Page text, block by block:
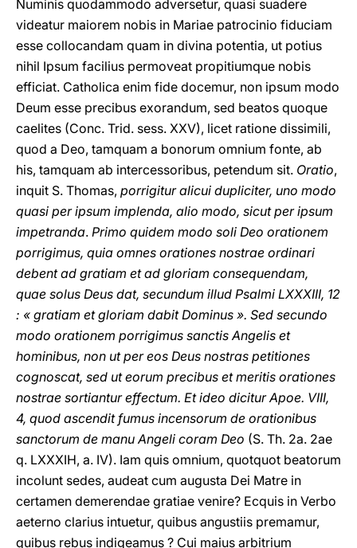
Numinis quodammodo adversetur, quasi suadere
videatur maiorem nobis in Mariae patrocinio fiduciam
esse collocandam quam in divina potentia, ut potius
nihil Ipsum facilius permoveat propitiumque nobis
efficiat. Catholica enim fide docemur, non ipsum modo
Deum esse precibus exorandum, sed beatos quoque
caelites (Conc. Trid. sess. XXV), licet ratione dissimili,
quod a Deo, tamquam a bonorum omnium fonte, ab
his, tamquam ab intercessoribus, petendum sit. Oratio,
inquit S. Thomas, porrigitur alicui dupliciter, uno modo
quasi per ipsum implenda, alio modo, sicut per ipsum
impetranda. Primo quidem modo soli Deo orationem
porrigimus, quia omnes orationes nostrae ordinari
debent ad gratiam et ad gloriam consequendam,
quae solus Deus dat, secundum illud Psalmi LXXXIII, 12
: « gratiam et gloriam dabit Dominus ». Sed secundo
modo orationem porrigimus sanctis Angelis et
hominibus, non ut per eos Deus nostras petitiones
cognoscat, sed ut eorum precibus et meritis orationes
nostrae sortiantur effectum. Et ideo dicitur Apoe. VIII,
4, quod ascendit fumus incensorum de orationibus
sanctorum de manu Angeli coram Deo (S. Th. 2a. 2ae
q. LXXXIH, a. IV). Iam quis omnium, quotquot beatorum
incolunt sedes, audeat cum augusta Dei Matre in
certamen demerendae gratiae venire? Ecquis in Verbo
aeterno clarius intuetur, quibus angustiis premamur,
quibus rebus indigeamus ? Cui maius arbitrium